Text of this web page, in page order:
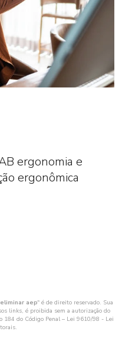
ergonomia e
ergonômica
aep" é de direito reservado. Sua
links, é proibida sem a autorização do
184 do Código Penal – Lei 9610/98 - Lei
.